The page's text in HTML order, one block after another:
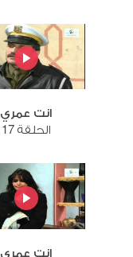
انت عمري
الحلقة 17
انت عمري